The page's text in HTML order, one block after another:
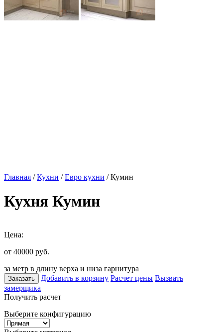
Главная /Кухни /Евро кухни / Кумин
Кухня Кумин
Цена:
от 40000 руб.
за метр в длину верха и низа гарнитура
Заказать Добавить в корзину Расчет цены Вызвать
замерщика
Получить расчет
Выберите конфигурацию